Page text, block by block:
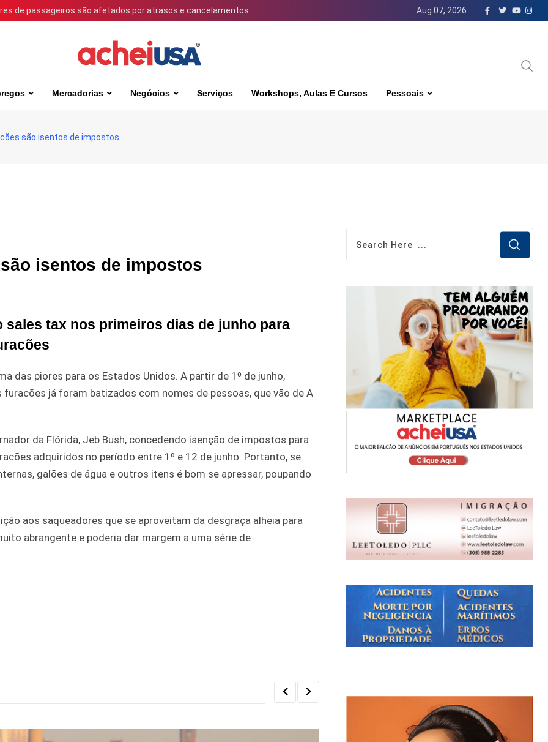
de passageiros são afetados por atrasos e cancelamentos Aug 07, 2026
Mercadorias Negócios Serviços Workshops, Aulas E Cursos Pessoais
são isentos de impostos
isentos de impostos
tax nos primeiros dias de junho para
das piores para os Estados Unidos. A partir de 1º de junho,
já foram batizados com nomes de pessoas, que vão de A
da Flórida, Jeb Bush, concedendo isenção de impostos para
adquiridos no período entre 1º e 12 de junho. Portanto, se
galões de água e outros itens é bom se apressar, poupando
aos saqueadores que se aproveitam da desgraça alheia para
abrangente e poderia dar margem a uma série de